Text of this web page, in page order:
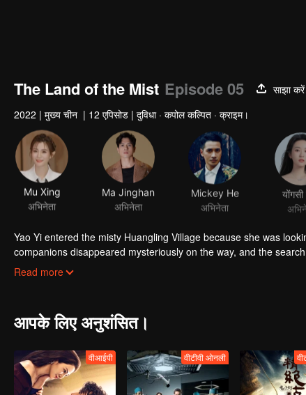
The Land of the Mist Episode 05
साझा
2022 | मुख्य चीन | 12 एपिसोड | दुविधा · कपोल कल्पित · क्राइम।
Mu Xing
अभिनेता
Ma Jinghan
अभिनेता
Mickey He
अभिनेता
Yao Yi entered the misty Huangling Village because she was
companions disappeared mysteriously on the way, and the
people in the village, and these people seemed to be related to an
Read more
आपके लिए अनुशंसित।
वीआईपी वीटीवी ओनली